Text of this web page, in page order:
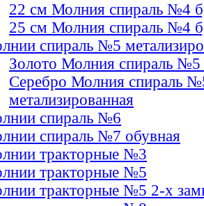
22 см Молния спираль №4
25 см Молния спираль №4
спираль №5
Золото Молния спираль №5
Серебро Молния спираль
метализированная
спираль №6
спираль №7 обувная
тракторные №3
тракторные №5
тракторные №5 2-х